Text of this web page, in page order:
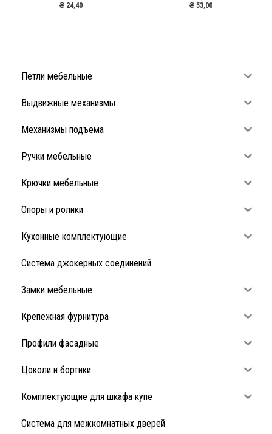
Петли мебельные
Выдвижные механизмы
Механизмы подъема
Ручки мебельные
Крючки мебельные
Опоры и ролики
Кухонные комплектующие
Система джокерных соединений
Замки мебельные
Крепежная фурнитура
Профили фасадные
Цоколи и бортики
Комплектующие для шкафа купе
Система для межкомнатных дверей
₴ 24,40 ₴ 53,00